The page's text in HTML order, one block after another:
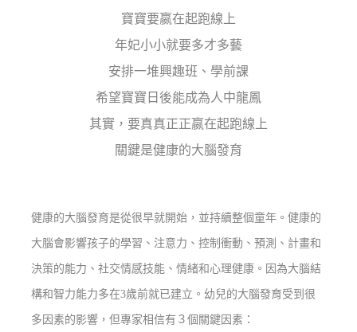
寶寶要嬴在起跑線上
年妃小小就要多才多藝
安排一堆興趣班、學前課
希望寶寶日後能成為人中龍鳳
其實，要真真正正嬴在起跑線上
關鍵是健康的大腦發育
健康的大腦發育是從很早就開始，並持續整個童年。健康的
大腦會影響孩子的學習、注意力、控制衝動、預測、計畫和
決策的能力、社交情感技能、情緒和心理健康。因為大腦結
構和智力能力多在3歲前就已建立。幼兒的大腦發育受到很
多因素的影響，但專家相信有３個關鍵因素：